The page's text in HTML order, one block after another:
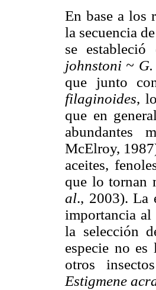
En base a los
la secuencia
se
johnstoni ~
que junto
filaginoides,
que en
abundantes
McElroy,
aceites,
que lo tornan
al., 2003). La
importancia al
la selección
especie no
otros
Estigmene